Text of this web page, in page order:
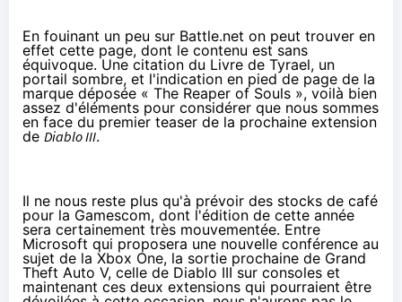
En fouinant un peu sur Battle.net on peut trouver en
effet cette page, dont le contenu est sans
équivoque. Une citation du Livre de Tyrael, un
portail sombre, et l'indication en pied de page de la
marque déposée « The Reaper of Souls », voilà bien
assez d'éléments pour considérer que nous sommes
en face du premier teaser de la prochaine extension
de Diablo III.
Il ne nous reste plus qu'à prévoir des stocks de café
pour la Gamescom, dont l'édition de cette année
sera certainement très mouvementée. Entre
Microsoft qui proposera une nouvelle conférence au
sujet de la Xbox One, la sortie prochaine de Grand
Theft Auto V, celle de Diablo III sur consoles et
maintenant ces deux extensions qui pourraient être